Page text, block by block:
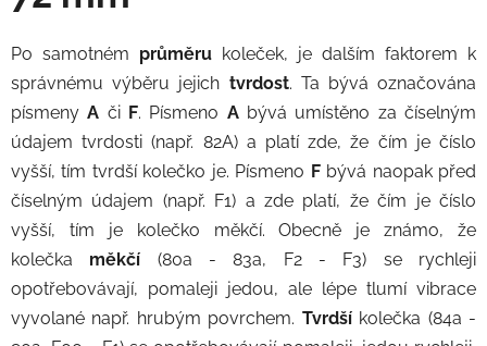
Po samotném průměru koleček, je dalším faktorem k
správnému výběru jejich tvrdost. Ta bývá označována
písmenyA či F. Písmeno Abývá umístěno za číselným
údajem tvrdosti (např. 82A) a platí zde, že čím je číslo
vyšší, tím tvrdší kolečko je. Písmeno Fbývá naopak před
číselným údajem (např. F1) a zde platí, že čím je číslo
vyšší, tím je kolečko měkčí. Obecně je známo, že
kolečka měkčí (80a - 83a, F2 - F3) se rychleji
opotřebovávají, pomaleji jedou, ale lépe tlumí vibrace
vyvolané např. hrubým povrchem. Tvrdšíkolečka (84a -